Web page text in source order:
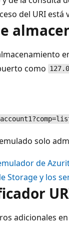
del URI está
como
solo
de
Storage y los
adicionales